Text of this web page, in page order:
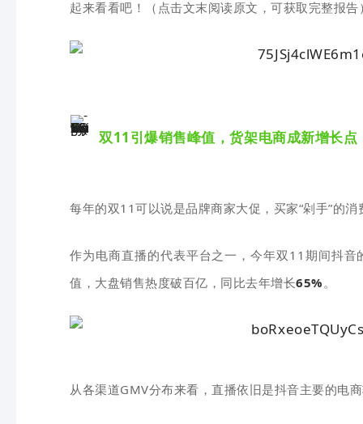
起来看看吧！（点击文末阅读原文，可获取完整报告
双11引爆销售峰值，货架电商成新增长点
每年的双11可以说是品牌商家大促，买家“剁手”的
作为电商直播的代表平台之一，今年双11期间抖
值，大盘销售热度破百亿，同比去年增长65%。
从各渠道GMV分布来看，直播依旧是抖音主要的电